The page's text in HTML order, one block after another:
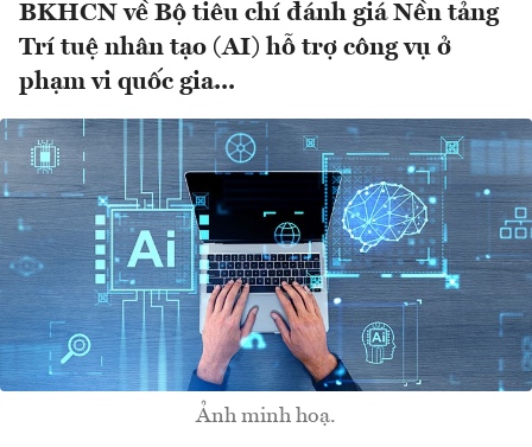
BKHCN về Bộ tiêu chí đánh giá Nền tảng
Trí tuệ nhân tạo (AI) hỗ trợ công vụ ở
phạm vi quốc gia...
Ảnh minh hoạ.